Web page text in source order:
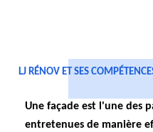
LJ RÉNOV ET SES
Une façade est l'une des
entretenues de manière